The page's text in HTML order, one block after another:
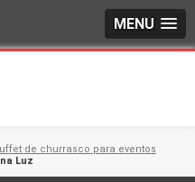
MENU
de churrasco para eventos
Luz